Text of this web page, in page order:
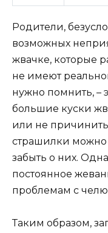
Родители,
возможных
жвачке, которые
не имеют
нужно помнить, –
большие куски
или не
страшилки можно
забыть о них.
постоянное
проблемам с
Таким образом,